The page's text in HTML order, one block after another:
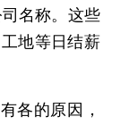
名称。这些
地等日结薪
各的原因，